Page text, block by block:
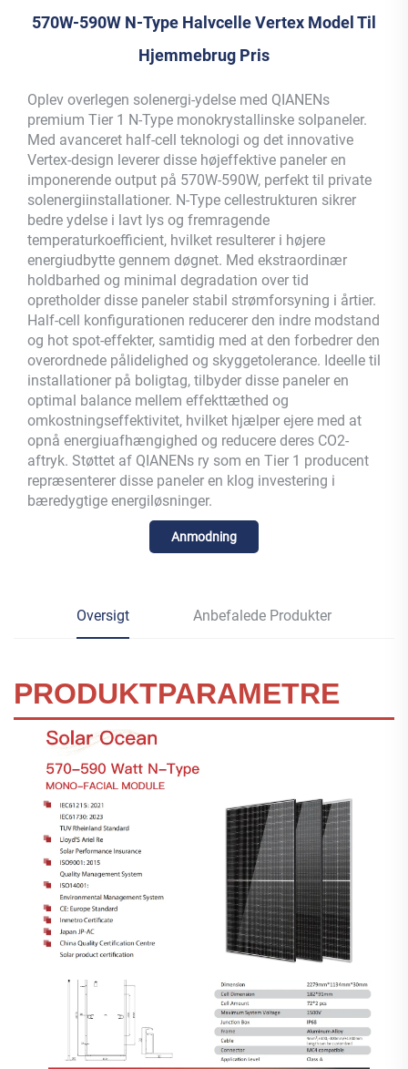
570W-590W N-Type Halvcelle Vertex Model Til
Hjemmebrug Pris
Oplev overlegen solenergi-ydelse med QIANENs
premium Tier 1 N-Type monokrystallinske solpaneler.
Med avanceret half-cell teknologi og det innovative
Vertex-design leverer disse højeffektive paneler en
imponerende output på 570W-590W, perfekt til private
solenergiinstallationer. N-Type cellestrukturen sikrer
bedre ydelse i lavt lys og fremragende
temperaturkoefficient, hvilket resulterer i højere
energiudbytte gennem døgnet. Med ekstraordinær
holdbarhed og minimal degradation over tid
opretholder disse paneler stabil strømforsyning i årtier.
Half-cell konfigurationen reducerer den indre modstand
og hot spot-effekter, samtidig med at den forbedrer den
overordnede pålidelighed og skyggetolerance. Ideelle til
installationer på boligtag, tilbyder disse paneler en
optimal balance mellem effekttæthed og
omkostningseffektivitet, hvilket hjælper ejere med at
opnå energiuafhængighed og reducere deres CO2-
aftryk. Støttet af QIANENs ry som en Tier 1 producent
repræsenterer disse paneler en klog investering i
bæredygtige energiløsninger.
Anmodning
Oversigt Anbefalede Produkter
PRODUKTPARAMETRE